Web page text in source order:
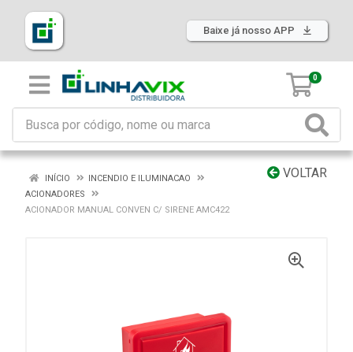
Baixe já nosso APP
0
VOLTAR
INÍCIO
INCENDIO E ILUMINACAO
ACIONADORES
ACIONADOR MANUAL CONVEN C/ SIRENE AMC422